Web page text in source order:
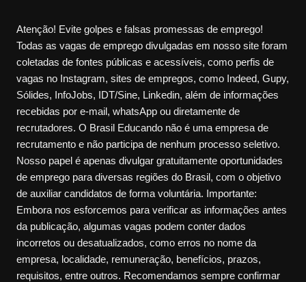
Atenção! Evite golpes e falsas promessas de emprego!
Todas as vagas de emprego divulgadas em nosso site foram
coletadas de fontes públicas e acessíveis, como perfis de
vagas no Instagram, sites de empregos, como Indeed, Gupy,
Sólides, InfoJobs, IDT/Sine, Linkedin, além de informações
recebidas por e-mail, whatsApp ou diretamente de
recrutadores. O Brasil Educando não é uma empresa de
recrutamento e não participa de nenhum processo seletivo.
Nosso papel é apenas divulgar gratuitamente oportunidades
de emprego para diversas regiões do Brasil, com o objetivo
de auxiliar candidatos de forma voluntária. Importante:
Embora nos esforcemos para verificar as informações antes
da publicação, algumas vagas podem conter dados
incorretos ou desatualizados, como erros no nome da
empresa, localidade, remuneração, benefícios, prazos,
requisitos, entre outros. Recomendamos sempre confirmar